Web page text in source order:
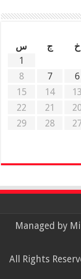
خ ج
س
1
6
7
8
13
14
15
21
22
28
29
© All Rights